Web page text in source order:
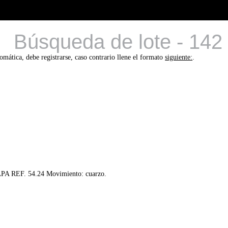
Búsqueda de lote - 142
debe registrarse, caso contrario llene el formatosiguiente:.
REF. 54.24 Movimiento: cuarzo.